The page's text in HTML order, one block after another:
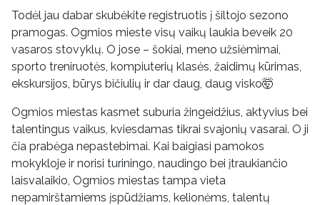
Todėl jau dabar skubėkite registruotis į šiltojo sezono
pramogas. Ogmios mieste visų vaikų laukia beveik 20
vasaros stovyklų. O jose – šokiai, meno užsiėmimai,
sporto treniruotės, kompiuterių klasės, žaidimų kūrimas,
ekskursijos, būrys bičiulių ir dar daug, daug visko🤯
Ogmios miestas kasmet suburia žingeidžius, aktyvius bei
talentingus vaikus, kviesdamas tikrai svajonių vasarai. O ji
čia prabėga nepastebimai. Kai baigiasi pamokos
mokykloje ir norisi turiningo, naudingo bei įtraukiančio
laisvalaikio, Ogmios miestas tampa vieta
nepamirštamiems įspūdžiams, kelionėms, talentų